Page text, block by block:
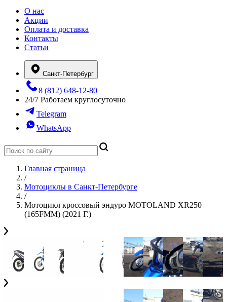
О нас
Акции
Оплата и доставка
Контакты
Статьи
Санкт-Петербург
8 (812) 648-12-80
24/7 Работаем круглосуточно
Telegram
WhatsApp
Главная страница
/
Мотоциклы в Санкт-Петербурге
/
Мотоцикл кроссовый эндуро MOTOLAND XR250
(165FMM) (2021 Г.)